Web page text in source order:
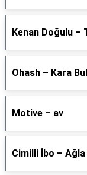
Kenan Doğulu –
Ohash – Kara
Motive – av
Cimilli İbo – Ağla